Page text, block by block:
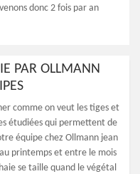
donc 2 fois par an
PAR OLLMANN
comme on veut les tiges et
étudiées qui permettent de
équipe chez Ollmann jean
printemps et entre le mois
se taille quand le végétal